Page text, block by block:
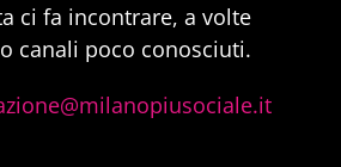
ci fa incontrare, a volte
canali poco conosciuti.